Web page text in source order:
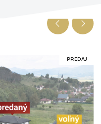
PREDAJ